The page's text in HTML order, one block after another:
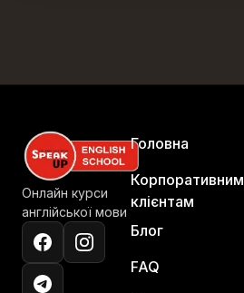
Онлайн курси
англійської мови
Головна
Корпоративним
клієнтам
Блог
FAQ